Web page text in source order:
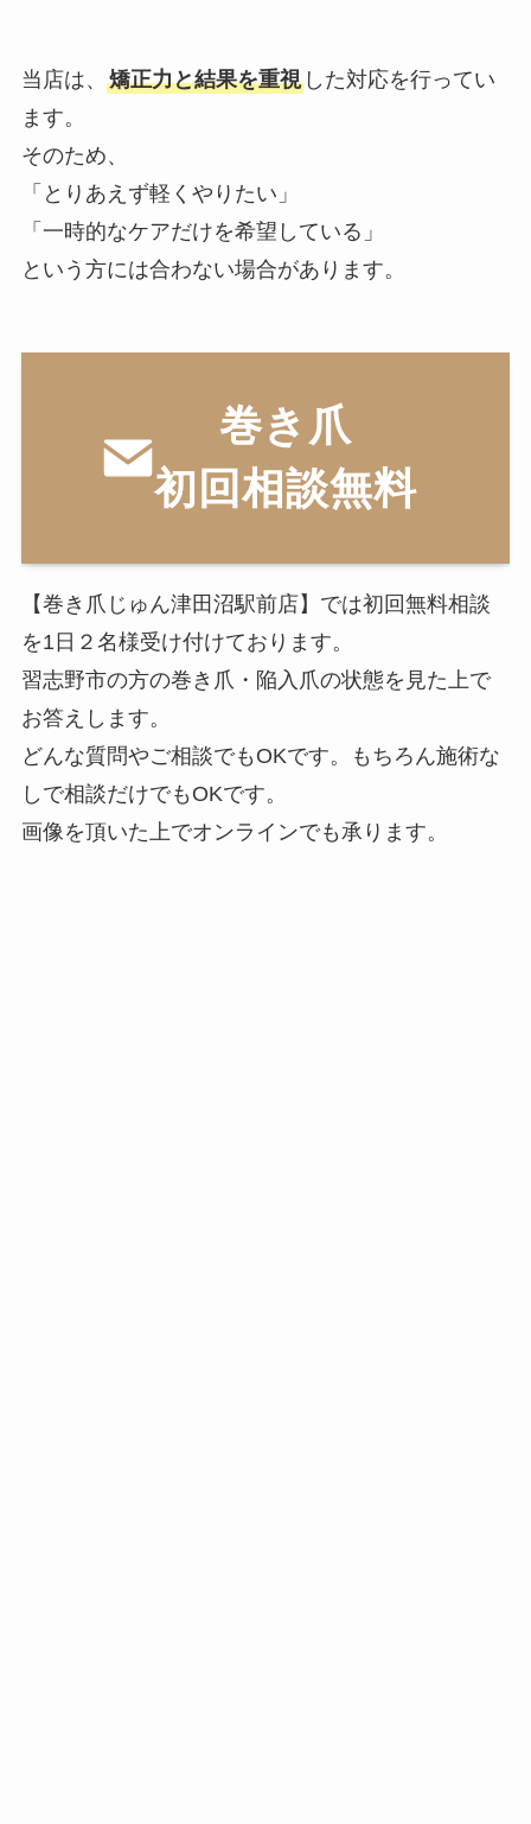
当店は、 矯正力と結果を重視した対応を行ってい
ます。
そのため、
「とりあえず軽くやりたい」
「一時的なケアだけを希望している」
という方には合わない場合があります。
巻き爪
初回相談無料
【巻き爪じゅん津田沼駅前店】では初回無料相談
を1日２名様受け付けております。
習志野市の方の巻き爪・陥入爪の状態を見た上で
お答えします。
どんな質問やご相談でもOKです。もちろん施術な
しで相談だけでもOKです。
画像を頂いた上でオンラインでも承ります。